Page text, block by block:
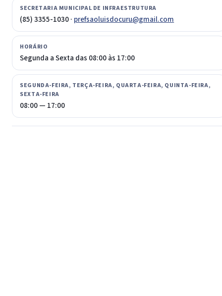
SECRETARIA MUNICIPAL DE INFRAESTRUTURA
(85) 3355-1030 · prefsaoluisdocuru@gmail.com
HORÁRIO
Segunda a Sexta das 08:00 às 17:00
SEGUNDA-FEIRA, TERÇA-FEIRA, QUARTA-FEIRA, QUINTA-FEIRA,
SEXTA-FEIRA
08:00 — 17:00